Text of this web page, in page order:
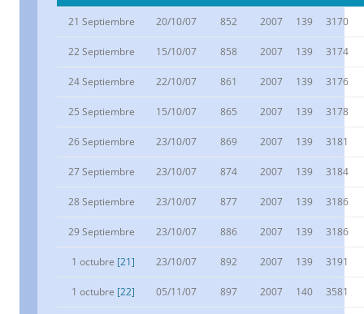
21 Septiembre 20/10/07 852 2007 139 3170
22 Septiembre 15/10/07 858 2007 139 3174
24 Septiembre 22/10/07 861 2007 139 3176
25 Septiembre 15/10/07 865 2007 139 3178
26 Septiembre 23/10/07 869 2007 139 3181
27 Septiembre 23/10/07 874 2007 139 3184
28 Septiembre 23/10/07 877 2007 139 3186
29 Septiembre 23/10/07 886 2007 139 3186
1 octubre [21] 23/10/07 892 2007 139 3191
1 octubre [22] 05/11/07 897 2007 140 3581